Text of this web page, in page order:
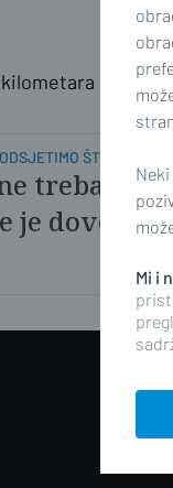
prešli
ŠTO
trebaju
je
Mi i